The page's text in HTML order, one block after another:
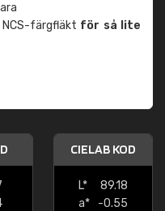
färgfläkt för så lite
CIELAB KOD
L*
89.18
a*
-0.55